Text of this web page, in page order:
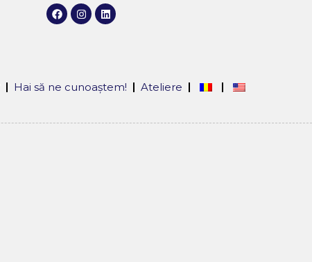
Hai să ne cunoaștem! Ateliere